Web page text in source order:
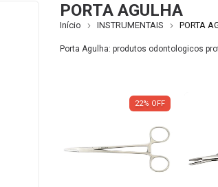
PORTA AGULHA
Início INSTRUMENTAIS PORTA
Porta Agulha: produtos odontologicos
22% OFF